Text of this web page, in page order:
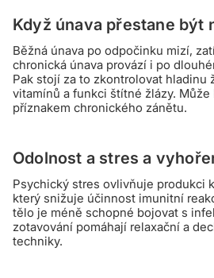
Když únava přestane být
Běžná únava po odpočinku mizí,
chronická únava provází i po
Pak stojí za to zkontrolovat hladinu
vitamínů a funkci štítné žlázy. Může
příznakem chronického zánětu.
Odolnost a stres a
Psychický stres ovlivňuje produkci
který snižuje účinnost imunitní
tělo je méně schopné bojovat s
zotavování pomáhají relaxační a
techniky.